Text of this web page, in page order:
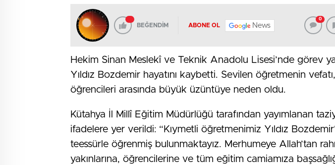
BEĞENDİM ABONE OL News
0
Hekim Sinan Meslekî ve Teknik Anadolu Lisesi’nde görev
Yıldız Bozdemir hayatını kaybetti. Sevilen öğretmenin
öğrencileri arasında büyük üzüntüye neden oldu.
Kütahya İl Millî Eğitim Müdürlüğü tarafından yayımlanan
ifadelere yer verildi: “Kıymetli öğretmenimiz Yıldız
teessürle öğrenmiş bulunmaktayız. Merhumeye Allah’tan
yakınlarına, öğrencilerine ve tüm eğitim camiamıza